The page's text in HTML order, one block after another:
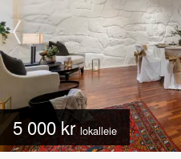
5 000 krlokalleie